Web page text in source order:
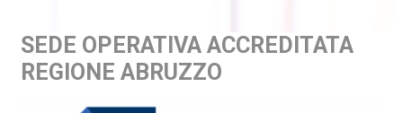
SEDE OPERATIVA ACCREDITATA
REGIONE ABRUZZO